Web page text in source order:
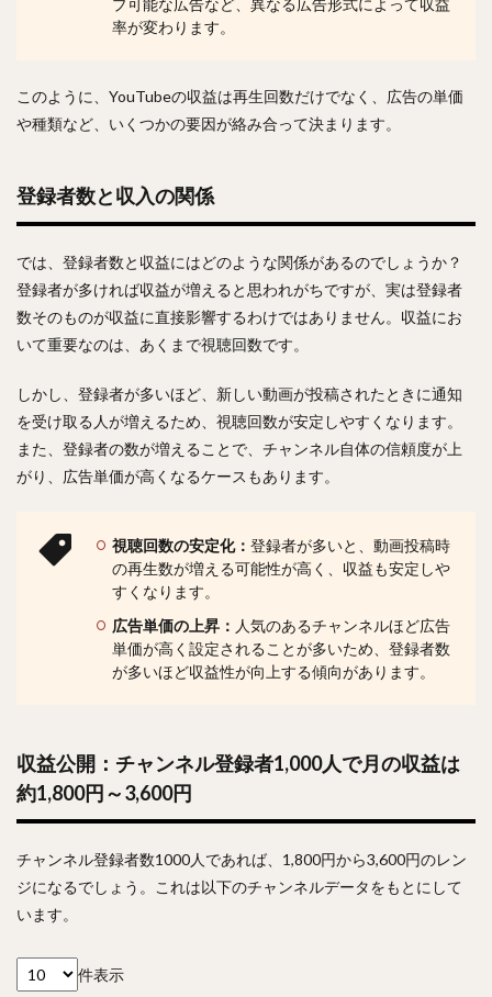
プ可能な広告など、異なる広告形式によって収益
率が変わります。
このように、YouTubeの収益は再生回数だけでなく、広告の単価
や種類など、いくつかの要因が絡み合って決まります。
登録者数と収入の関係
では、登録者数と収益にはどのような関係があるのでしょうか？
登録者が多ければ収益が増えると思われがちですが、実は登録者
数そのものが収益に直接影響するわけではありません。収益にお
いて重要なのは、あくまで視聴回数です。
しかし、登録者が多いほど、新しい動画が投稿されたときに通知
を受け取る人が増えるため、視聴回数が安定しやすくなります。
また、登録者の数が増えることで、チャンネル自体の信頼度が上
がり、広告単価が高くなるケースもあります。
視聴回数の安定化： 登録者が多いと、動画投稿時
の再生数が増える可能性が高く、収益も安定しや
すくなります。
広告単価の上昇： 人気のあるチャンネルほど広告
単価が高く設定されることが多いため、登録者数
が多いほど収益性が向上する傾向があります。
収益公開：チャンネル登録者1,000人で月の収益は
約1,800円～3,600円
チャンネル登録者数1000人であれば、1,800円から3,600円のレン
ジになるでしょう。これは以下のチャンネルデータをもとにして
います。
件表示